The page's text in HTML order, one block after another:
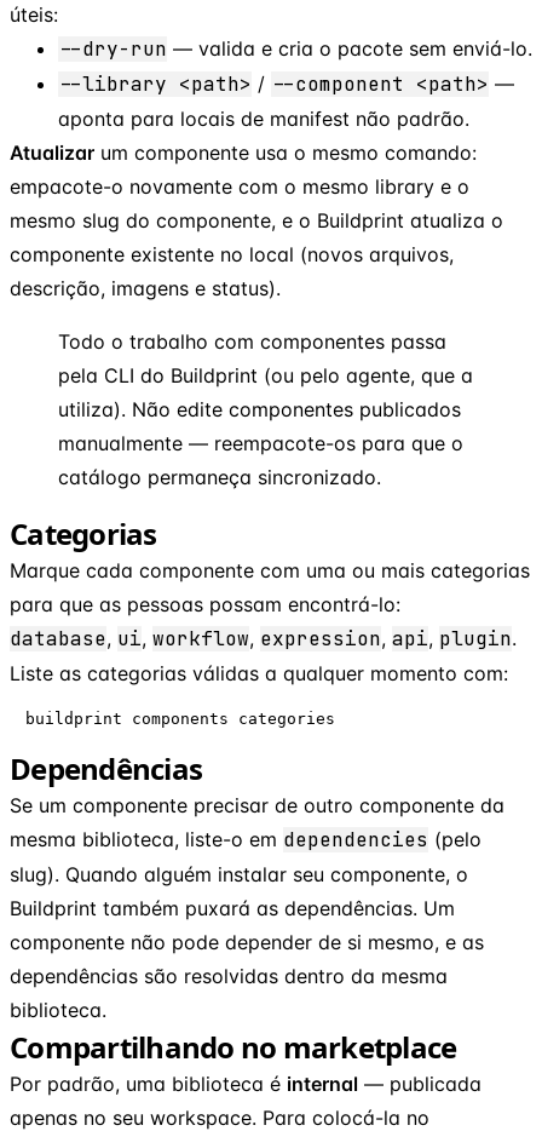
úteis:
--dry-run — valida e cria o pacote sem enviá-lo.
--library <path> / --component <path> —
aponta para locais de manifest não padrão.
Atualizar um componente usa o mesmo comando:
empacote-o novamente com o mesmo library e o
mesmo slug do componente, e o Buildprint atualiza o
componente existente no local (novos arquivos,
descrição, imagens e status).
Todo o trabalho com componentes passa
pela CLI do Buildprint (ou pelo agente, que a
utiliza). Não edite componentes publicados
manualmente — reempacote-os para que o
catálogo permaneça sincronizado.
Categorias
Marque cada componente com uma ou mais categorias
para que as pessoas possam encontrá-lo:
database, ui, workflow, expression, api, plugin.
Liste as categorias válidas a qualquer momento com:
buildprint components categories
Dependências
Se um componente precisar de outro componente da
mesma biblioteca, liste-o em dependencies (pelo
slug). Quando alguém instalar seu componente, o
Buildprint também puxará as dependências. Um
componente não pode depender de si mesmo, e as
dependências são resolvidas dentro da mesma
biblioteca.
Compartilhando no marketplace
Por padrão, uma biblioteca é internal — publicada
apenas no seu workspace. Para colocá-la no